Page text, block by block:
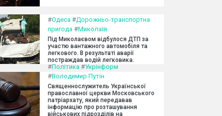
#Одеса #Дорожньо-транспортна
пригода #Миколаїв
Під Миколаєвом відбулося ДТП за
участю вантажного автомобіля та
легкового. В результаті аварії
постраждав водій легковика.
#Політика #Укрінформ
#Володимир Путін
Священнослужитель Української
православної церкви Московського
патріархату, який передавав
інформацію про розташування
військових підрозділів на